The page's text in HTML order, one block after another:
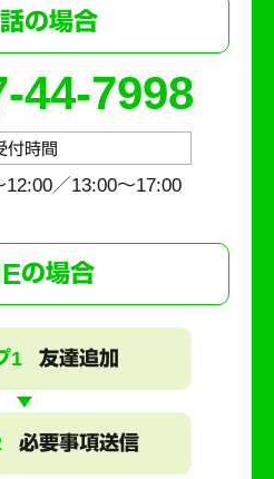
の場合
44-7998
付時間
／13:00〜17:00
の場合
1 友達追加
必要事項送信